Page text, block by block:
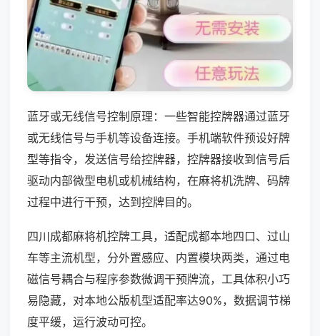
蓝牙或无线信号控制原理：一些智能控牌器通过蓝牙
或无线信号与手机等设备连接。手机端软件预设好牌
型等指令，发送信号给控牌器，控牌器接收到信号后
驱动内部微型电机或机械结构，在麻将机洗牌、码牌
过程中进行干预，达到控牌目的。
四川成都麻将机控牌工具，适配成都本地四口、过山
车等主流机型，分外置感应、内置模块两类，通过电
磁信号耦合与程序参数微调干预牌流，工具体积小巧
易隐藏，对本地公版机型适配率达90%，数据调节梯
度平缓，运行波动可控。